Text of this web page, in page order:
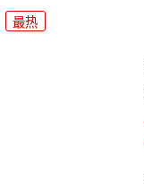
最热